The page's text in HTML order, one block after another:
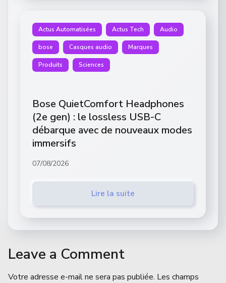
Actus Automatisées Actus Tech Audio
bose Casques audio Marques
Produits Sciences
Bose QuietComfort Headphones
(2e gen) : le lossless USB-C
débarque avec de nouveaux modes
immersifs
07/08/2026
Lire la suite
Leave a Comment
Votre adresse e-mail ne sera pas publiée. Les champs